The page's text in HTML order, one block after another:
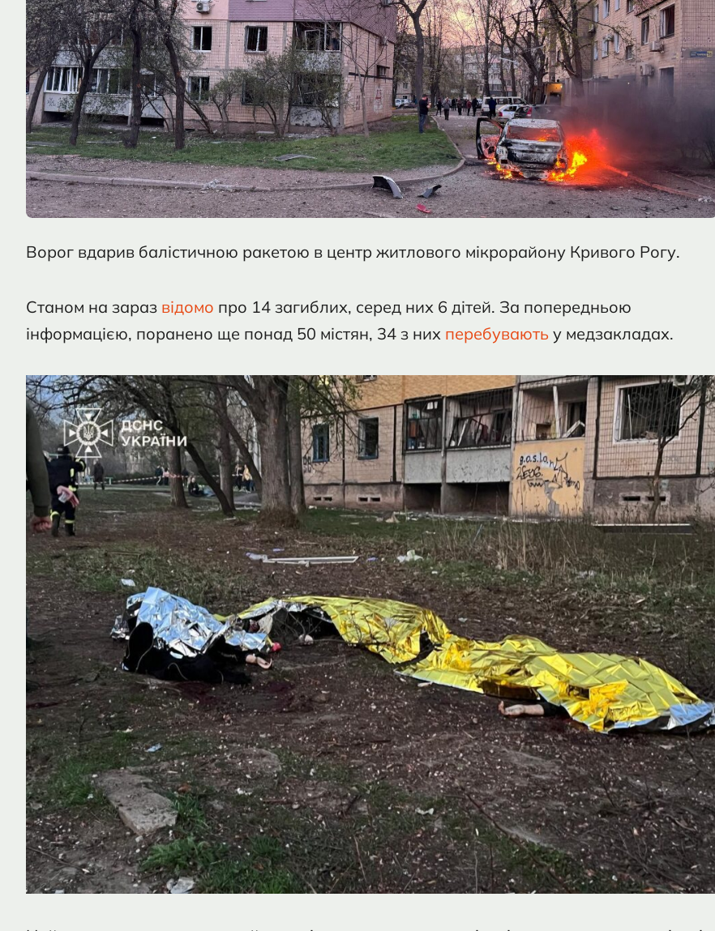
Ворог вдарив балістичною ракетою в центр житлового мікрорайону Кривого Рогу.
Станом на зараз відомо про 14 загиблих, серед них 6 дітей. За попередньою
інформацією, поранено ще понад 50 містян, 34 з них перебувають у медзакладах.